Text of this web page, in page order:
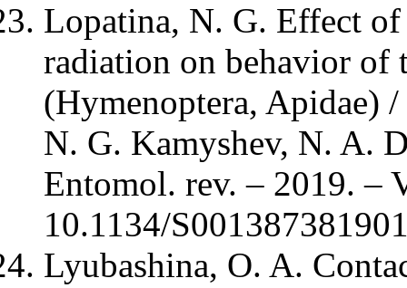
Lopatina, N. G. Effect
radiation on behavior of
(Hymenoptera, Apidae)
N. G. Kamyshev, N. A.
Entomol. rev. – 2019. –
10.1134/
Lyubashina, O. A.